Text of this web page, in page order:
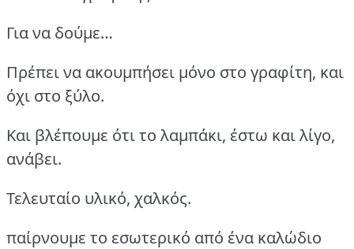
Για να δούμε…
Πρέπει να ακουμπήσει μόνο στο γραφίτη, και
όχι στο ξύλο.
Και βλέπουμε ότι το λαμπάκι, έστω και λίγο,
ανάβει.
Τελευταίο υλικό, χαλκός.
παίρνουμε το εσωτερικό από ένα καλώδιο